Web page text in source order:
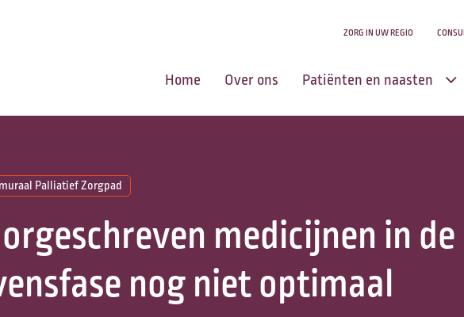
ZORG IN UW REGIO
Home Over ons Patiënten en naasten
levensvragen
Aanmelden u of uw
naasten
Palliatief Zorgpad
medicijnen in
nog niet optimaal